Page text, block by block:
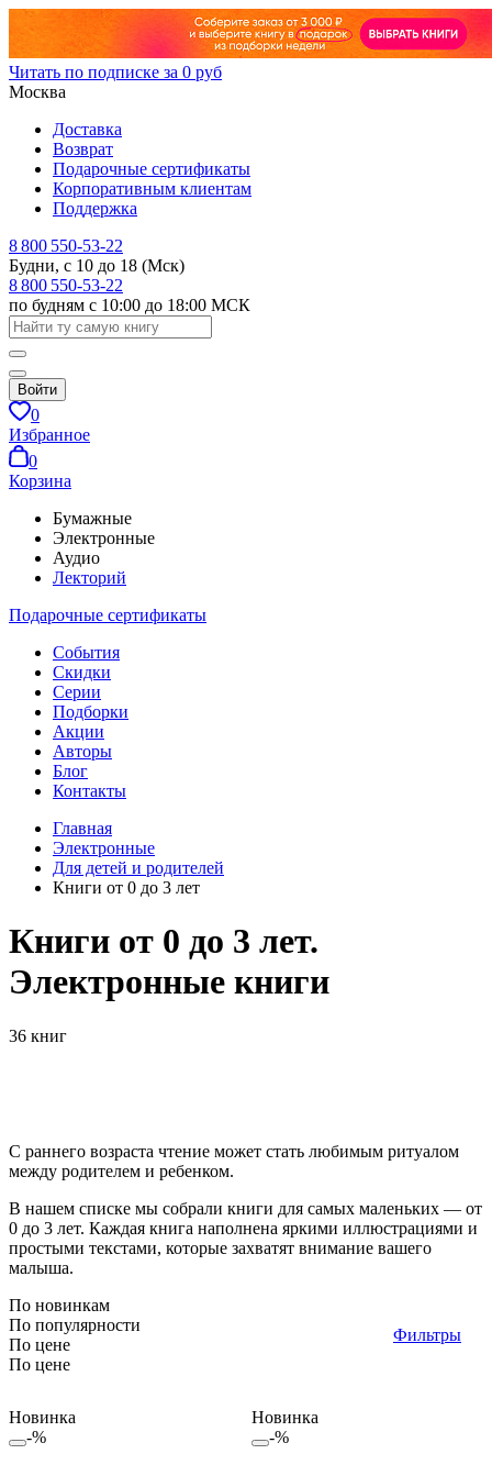
Читать по подписке за 0 руб
Москва
Доставка
Возврат
Подарочные сертификаты
Корпоративным клиентам
Поддержка
8 800 550-53-22
Будни, с 10 до 18 (Мск)
8 800 550-53-22
по будням с 10:00 до 18:00 МСК
Войти
0
Избранное
0
Корзина
Бумажные
Электронные
Аудио
Лекторий
Подарочные сертификаты
События
Скидки
Серии
Подборки
Акции
Авторы
Блог
Контакты
Главная
Электронные
Для детей и родителей
Книги от 0 до 3 лет
Книги от 0 до 3 лет.
Электронные книги
36 книг
С раннего возраста чтение может стать любимым ритуалом
между родителем и ребенком.
В нашем списке мы собрали книги для самых маленьких — от
0 до 3 лет. Каждая книга наполнена яркими иллюстрациями и
простыми текстами, которые захватят внимание вашего
малыша.
По новинкам
По популярности
По цене
По цене
Фильтры
Новинка
-%
Новинка
-%